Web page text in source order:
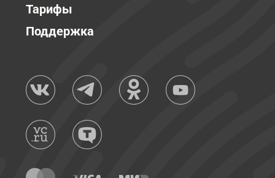
Тарифы
Поддержка